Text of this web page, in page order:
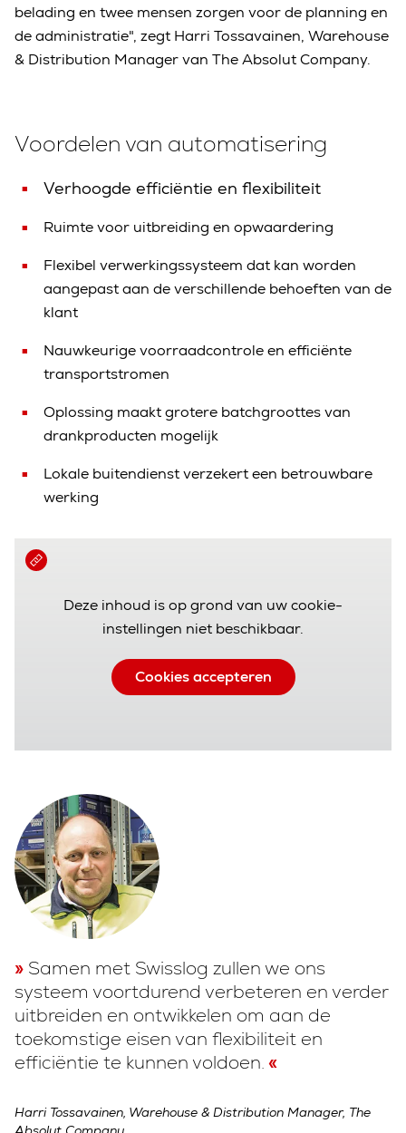
belading en twee mensen zorgen voor de planning en
de administratie", zegt Harri Tossavainen, Warehouse
& Distribution Manager van The Absolut Company.
Deze inhoud is op grond van uw cookie-
instellingen niet beschikbaar.
Cookies accepteren
Voordelen van automatisering
Verhoogde efficiëntie en flexibiliteit
Ruimte voor uitbreiding en opwaardering
Flexibel verwerkingssysteem dat kan worden
aangepast aan de verschillende behoeften van de
klant
Nauwkeurige voorraadcontrole en efficiënte
transportstromen
Oplossing maakt grotere batchgroottes van
drankproducten mogelijk
Lokale buitendienst verzekert een betrouwbare
werking
Samen met Swisslog zullen we ons
systeem voortdurend verbeteren en verder
uitbreiden en ontwikkelen om aan de
toekomstige eisen van flexibiliteit en
efficiëntie te kunnen voldoen.
Harri Tossavainen, Warehouse & Distribution Manager, The